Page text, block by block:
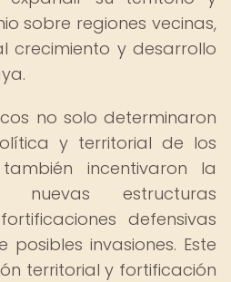
sobre regiones vecinas,
crecimiento y desarrollo
no solo determinaron
y territorial de los
incentivaron la
nuevas estructuras
defensivas
invasiones. Este
territorial y fortificación